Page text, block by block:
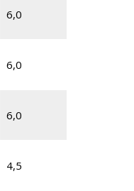
6,0
6,0
6,0
4,5